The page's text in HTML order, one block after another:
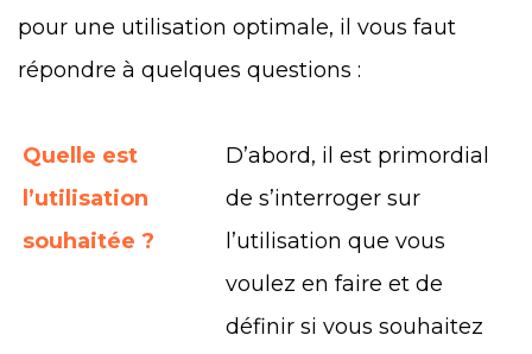
pour une utilisation optimale, il vous faut
répondre à quelques questions :
Quelle est
l’utilisation
souhaitée ?
D’abord, il est primordial
de s’interroger sur
l’utilisation que vous
voulez en faire et de
définir si vous souhaitez